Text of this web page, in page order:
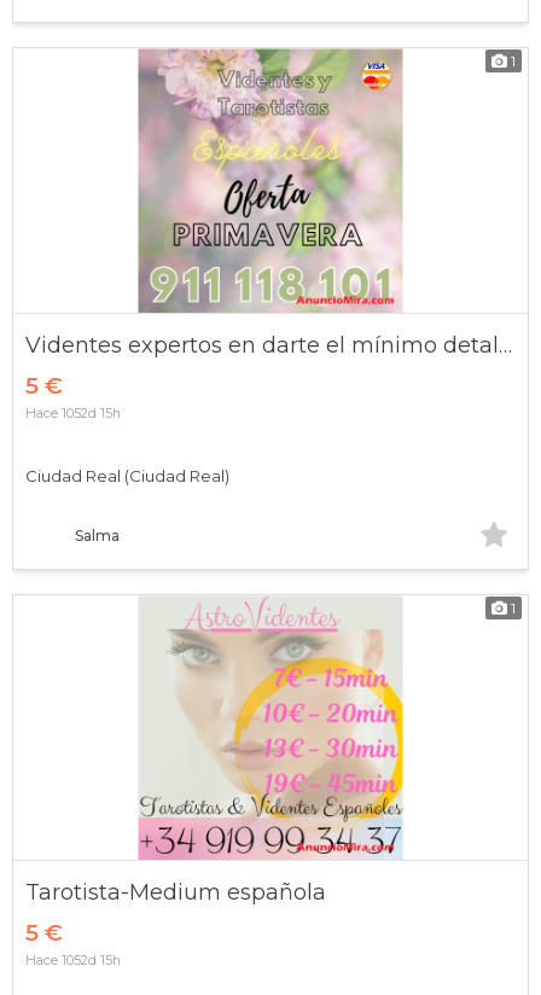
1
Videntes expertos en darte el mínimo detalle: fechas inicia
5 €
Salma
Ciudad Real (Ciudad Real)
Hace 1052d 15h
1
Tarotista-Medium española
5 €
Hace 1052d 15h